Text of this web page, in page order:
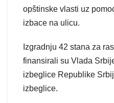
opštinske vlasti uz
izbace na ulicu.
Izgradnju 42 stana za
finansirali su Vlada
izbeglice Republike
izbeglice.